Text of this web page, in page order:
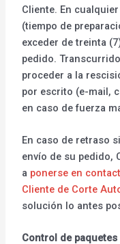
Cliente. En
(tiempo de
exceder de treinta
pedido.
proceder a la
por escrito (e-mail,
en caso de fuerza
En caso de retraso
envío de su pedido,
a ponerse en
Cliente de Corte
solución lo antes
Control de paquetes